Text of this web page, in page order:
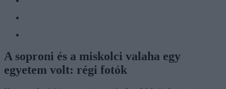
A soproni és a miskolci valaha egy
egyetem volt: régi fotók